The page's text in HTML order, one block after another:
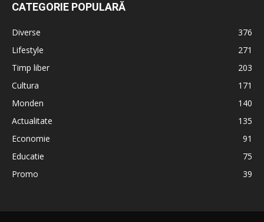
CATEGORIE POPULARĂ
Diverse
376
Lifestyle
271
Timp liber
203
Cultura
171
Monden
140
Actualitate
135
Economie
91
Educatie
75
Promo
39